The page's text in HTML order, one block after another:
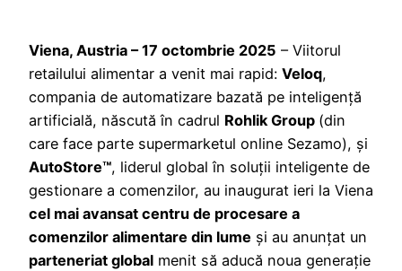
Viena, Austria – 17 octombrie 2025 – Viitorul
retailului alimentar a venit mai rapid: Veloq,
compania de automatizare bazată pe inteligență
artificială, născută în cadrul Rohlik Group (din
care face parte supermarketul online Sezamo), și
AutoStore™, liderul global în soluții inteligente de
gestionare a comenzilor, au inaugurat ieri la Viena
cel mai avansat centru de procesare a
comenzilor alimentare din lume și au anunțat un
parteneriat global menit să aducă noua generație